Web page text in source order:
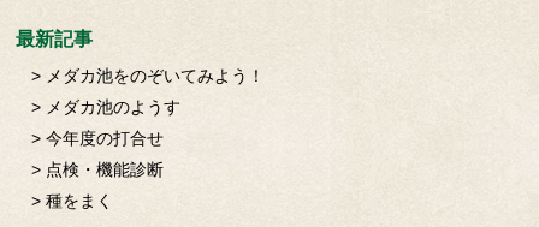
最新記事
メダカ池をのぞいてみよう！
メダカ池のようす
今年度の打合せ
点検・機能診断
種をまく